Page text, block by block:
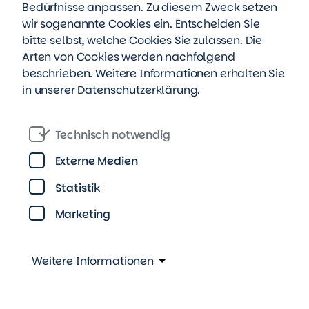
Badewanne
Zimmer
1
Wohnfläche
34,67m2
Gesamtmiete
437,00 €
Bedürfnisse anpassen. Zu diesem Zweck setzen
wir sogenannte Cookies ein. Entscheiden Sie
bitte selbst, welche Cookies Sie zulassen. Die
Arten von Cookies werden nachfolgend
beschrieben. Weitere Informationen erhalten Sie
in unsererDatenschutzerklärung.
Technisch notwendig
Externe Medien
Statistik
Marketing
Weitere Informationen